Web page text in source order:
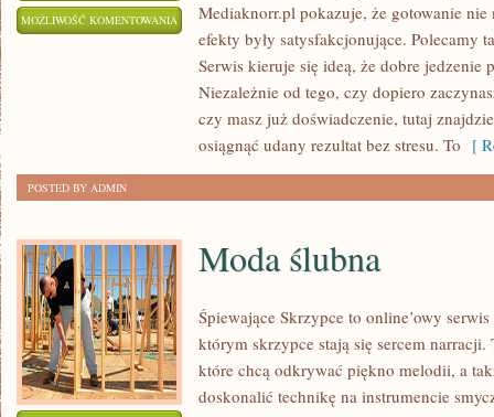
MOŻLIWOŚĆ KOMENTOWANIA SZYBKIE
PRZEPISY
KULINARNE
Mediaknorr.pl pokazuje, że gotowanie nie
efekty były satysfakcjonujące. Polecamy
Serwis kieruje się ideą, że dobre jedzenie
Niezależnie od tego, czy dopiero
czy masz już doświadczenie, tutaj
osiągnąć udany rezultat bez stresu. To [
POSTED BY ADMIN
Moda ślubna
Śpiewające Skrzypce to online’owy
którym skrzypce stają się sercem narracji.
które chcą odkrywać piękno melodii, a
doskonalić technikę na instrumencie